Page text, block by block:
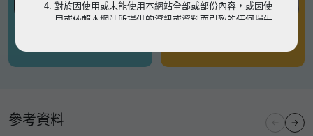
有關凶宅
參考資料
對於因使用或未能使用本網站全部或部份內容，或因使
用或依賴本網站所提供的資訊或資料而引致的任何損失
瀏覽以細閱本網站使用條款的完整版本。如有任